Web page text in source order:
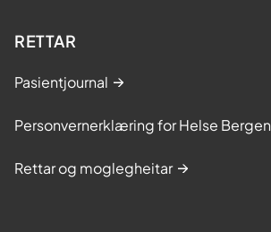
RETTAR
Pasientjournal
Personvernerklæring for Helse Bergen
Rettar og moglegheitar